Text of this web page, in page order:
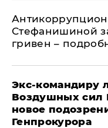
Стефанишиной
гривен –
Экс-командиру
Воздушных сил
новое
Генпрокурора